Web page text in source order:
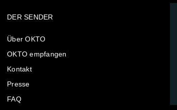
DER SENDER
Über OKTO
OKTO empfangen
Kontakt
Presse
FAQ